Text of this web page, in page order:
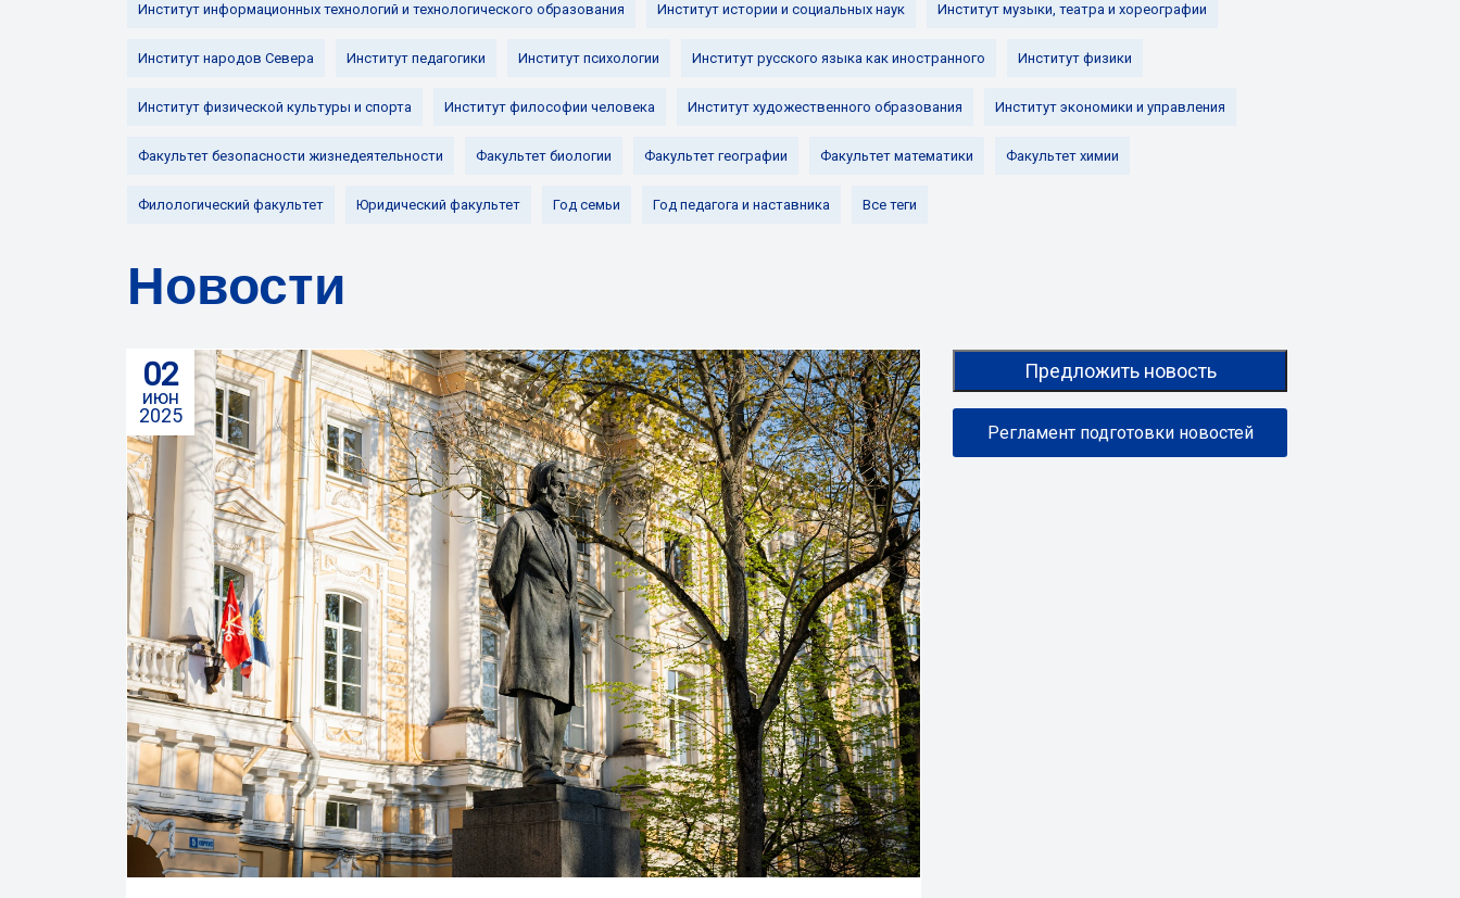
Институт информационных технологий и технологического образования Институт истории и социальных наук Институт музыки, театра и хореографии
Институт народов Севера Институт педагогики Институт психологии Институт русского языка как иностранного Институт физики
Институт физической культуры и спорта Институт философии человека Институт художественного образования Институт экономики и управления
Факультет безопасности жизнедеятельности Факультет биологии Факультет географии Факультет математики Факультет химии
Филологический факультет Юридический факультет Год семьи Год педагога и наставника Все теги
Новости
02
июн
2025
Предложить новость
Регламент подготовки новостей